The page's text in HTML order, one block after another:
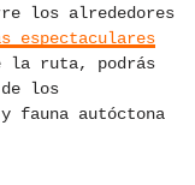
los alrededores
espectaculares
la ruta, podrás
los
fauna autóctona